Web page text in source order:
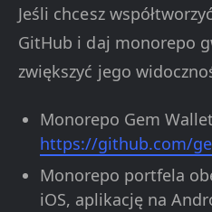
Jeśli chcesz
GitHub i daj monorepo
zwiększyć jego
Monorepo Gem
https://github.com/
Monorepo portfela
iOS, aplikację na